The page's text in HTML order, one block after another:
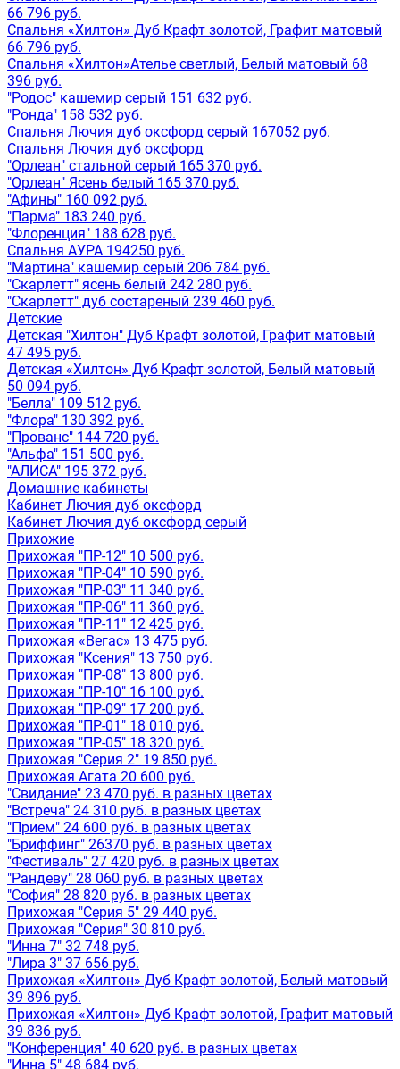
66 796 руб.
Спальня «Хилтон» Дуб Крафт золотой, Графит матовый
66 796 руб.
Спальня «Хилтон»Ателье светлый, Белый матовый 68
396 руб.
"Родос" кашемир серый 151 632 руб.
"Ронда" 158 532 руб.
Спальня Лючия дуб оксфорд серый 167052 руб.
Спальня Лючия дуб оксфорд
"Орлеан" стальной серый 165 370 руб.
"Орлеан" Ясень белый 165 370 руб.
"Афины" 160 092 руб.
"Парма" 183 240 руб.
"Флоренция" 188 628 руб.
Спальня АУРА 194250 руб.
"Мартина" кашемир серый 206 784 руб.
"Скарлетт" ясень белый 242 280 руб.
"Скарлетт" дуб состареный 239 460 руб.
Детские
Детская "Хилтон" Дуб Крафт золотой, Графит матовый
47 495 руб.
Детская «Хилтон» Дуб Крафт золотой, Белый матовый
50 094 руб.
"Белла" 109 512 руб.
"Флора" 130 392 руб.
"Прованс" 144 720 руб.
"Альфа" 151 500 руб.
"АЛИСА" 195 372 руб.
Домашние кабинеты
Кабинет Лючия дуб оксфорд
Кабинет Лючия дуб оксфорд серый
Прихожие
Прихожая "ПР-12" 10 500 руб.
Прихожая "ПР-04" 10 590 руб.
Прихожая "ПР-03" 11 340 руб.
Прихожая "ПР-06" 11 360 руб.
Прихожая "ПР-11" 12 425 руб.
Прихожая «Вегас» 13 475 руб.
Прихожая "Ксения" 13 750 руб.
Прихожая "ПР-08" 13 800 руб.
Прихожая "ПР-10" 16 100 руб.
Прихожая "ПР-09" 17 200 руб.
Прихожая "ПР-01" 18 010 руб.
Прихожая "ПР-05" 18 320 руб.
Прихожая "Серия 2" 19 850 руб.
Прихожая Агата 20 600 руб.
"Свидание" 23 470 руб. в разных цветах
"Встреча" 24 310 руб. в разных цветах
"Прием" 24 600 руб. в разных цветах
"Бриффинг" 26370 руб. в разных цветах
"Фестиваль" 27 420 руб. в разных цветах
"Рандеву" 28 060 руб. в разных цветах
"София" 28 820 руб. в разных цветах
Прихожая "Серия 5" 29 440 руб.
Прихожая "Серия" 30 810 руб.
"Инна 7" 32 748 руб.
"Лира 3" 37 656 руб.
Прихожая «Хилтон» Дуб Крафт золотой, Белый матовый
39 896 руб.
Прихожая «Хилтон» Дуб Крафт золотой, Графит матовый
39 836 руб.
"Конференция" 40 620 руб. в разных цветах
"Инна 5" 48 684 руб.